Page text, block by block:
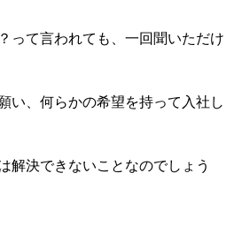
て言われても、一回聞いただけ
い、何らかの希望を持って入社し
解決できないことなのでしょう